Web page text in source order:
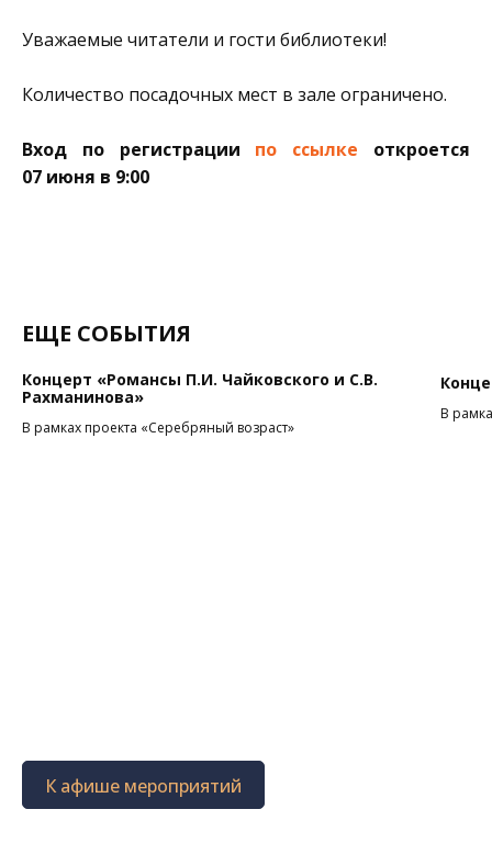
Уважаемые читатели и гости библиотеки!
Количество посадочных мест в зале ограничено.
Вход по регистрации по ссылке откроется
07 июня в 9:00
ЕЩЕ СОБЫТИЯ
Концерт «Романсы П.И. Чайковского и С.В.
Рахманинова»
В рамках проекта «Серебряный возраст»
В
К афише мероприятий